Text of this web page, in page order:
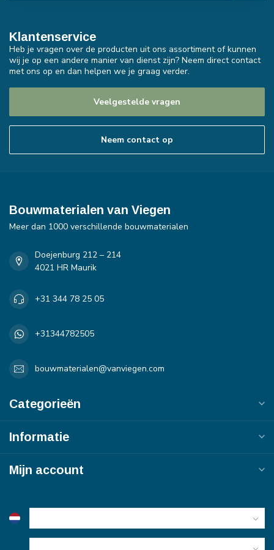
Klantenservice
Heb je vragen over de producten uit ons assortiment of kunnen
wij je op een andere manier van dienst zijn? Neem direct contact
met ons op en dan helpen we je graag verder.
Veelgestelde vragen
Neem contact op
Bouwmaterialen van Viegen
Meer dan 1000 verschillende bouwmaterialen
Doejenburg 212 – 214
4021 HR Maurik
+31 344 78 25 05
+31344782505
bouwmaterialen@vanviegen.com
Categorieën
Informatie
Mijn account